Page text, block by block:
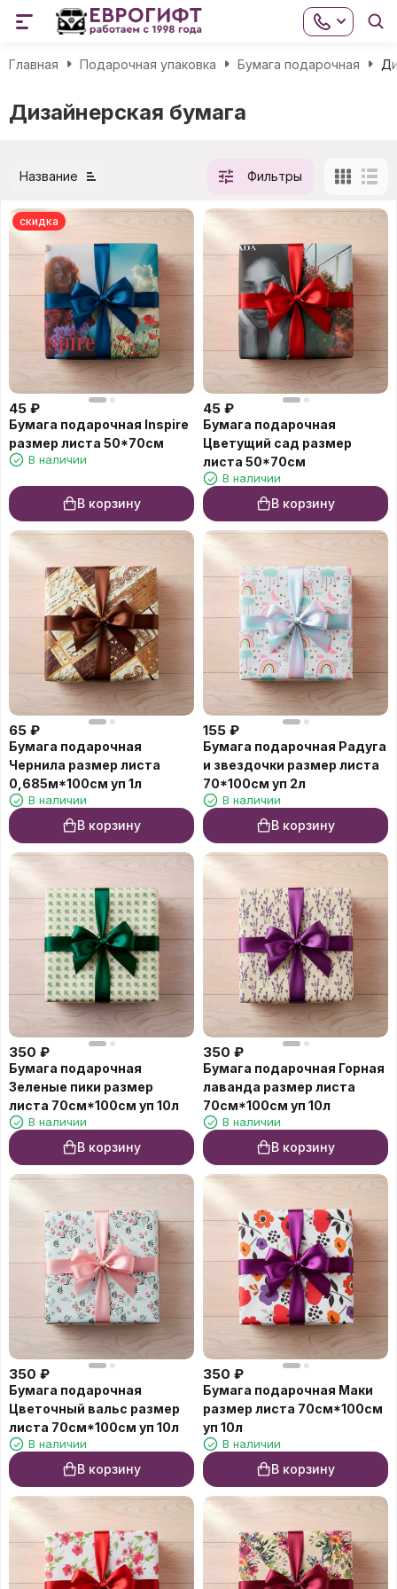
Главная Подарочная упаковка Бумага подарочная
Дизайнерская бумага
Название Фильтры
скидка
45 ₽
Бумага подарочная Inspire
размер листа 50*70см
В наличии
В корзину
45 ₽
Бумага подарочная
Цветущий сад размер
листа 50*70см
В наличии
В корзину
65 ₽
Бумага подарочная
Чернила размер листа
0,685м*100см уп 1л
В наличии
В корзину
155 ₽
Бумага подарочная Радуга
и звездочки размер листа
70*100см уп 2л
В наличии
В корзину
350 ₽
Бумага подарочная
Зеленые пики размер
листа 70см*100см уп 10л
В наличии
В корзину
350 ₽
Бумага подарочная Горная
лаванда размер листа
70см*100см уп 10л
В наличии
В корзину
350 ₽
Бумага подарочная
Цветочный вальс размер
листа 70см*100см уп 10л
В наличии
В корзину
350 ₽
Бумага подарочная Маки
размер листа 70см*100см
уп 10л
В наличии
В корзину